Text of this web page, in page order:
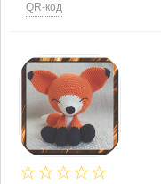
QR-код